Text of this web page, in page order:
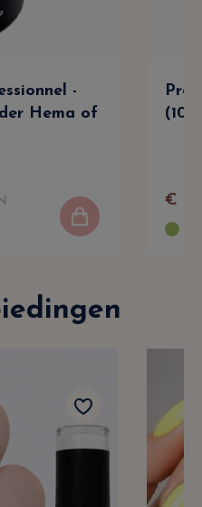
-
Hema of
(10
€